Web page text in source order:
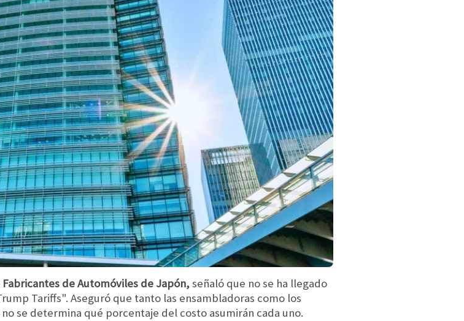
de Automóviles de Japón,señaló que no se ha llegado
Tariffs". Aseguró que tanto las ensambladoras como los
se determina qué porcentaje del costo asumirán cada uno.